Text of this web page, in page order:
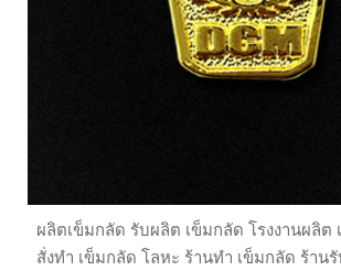
ผลิตเข็มกลัด รับผลิต เข็มกลัด โรงงานผลิต
สั่งทำ เข็มกลัด โลหะ ร้านทำ เข็มกลัด ร้าน